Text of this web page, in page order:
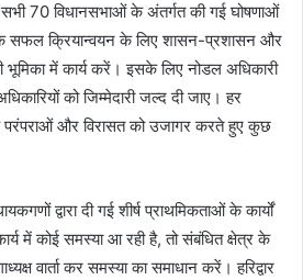
70 विधानसभाओं के अंतर्गत की गई घोषणाओं
सफल क्रियान्वयन के लिए शासन-प्रशासन और
भूमिका में कार्य करें। इसके लिए नोडल अधिकारी
को जिम्मेदारी जल्द दी जाए। हर
परंपराओं और विरासत को उजागर करते हुए कुछ
द्वारा दी गई शीर्ष प्राथमिकताओं के कार्यों
में कोई समस्या आ रही है, तो संबंधित क्षेत्र के
वार्ता कर समस्या का समाधान करें। हरिद्वार